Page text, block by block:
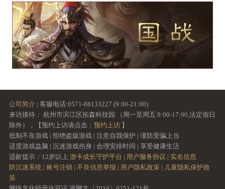
公司简介 | 客服电话:0571-88133227 (9:00-21:00)
来访接待： 杭州市滨江区拓森科技园 （周一至周五 9:00-17:00,法定假日
除外），【预约上访请点击： 预约上访】
抵制不良游戏 | 拒绝盗版游戏 | 注意自我保护 | 谨防受骗上当
适度游戏益脑 | 沉迷游戏伤身 | 合理安排时间 | 享受健康生活
适龄提示：12岁以上 游卡成长守护平台 | 用户服务协议 | 实名信息
防沉迷系统 | 账号注销 | 不良信息举报 | 用户隐私政策 | 儿童隐私保护政
策